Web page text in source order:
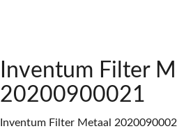
Inventum Filter
20200900021
Inventum Filter Metaal